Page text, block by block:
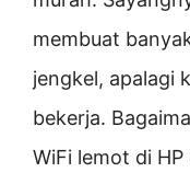
membuat
jengkel, apalagi
bekerja.
WiFi lemot di